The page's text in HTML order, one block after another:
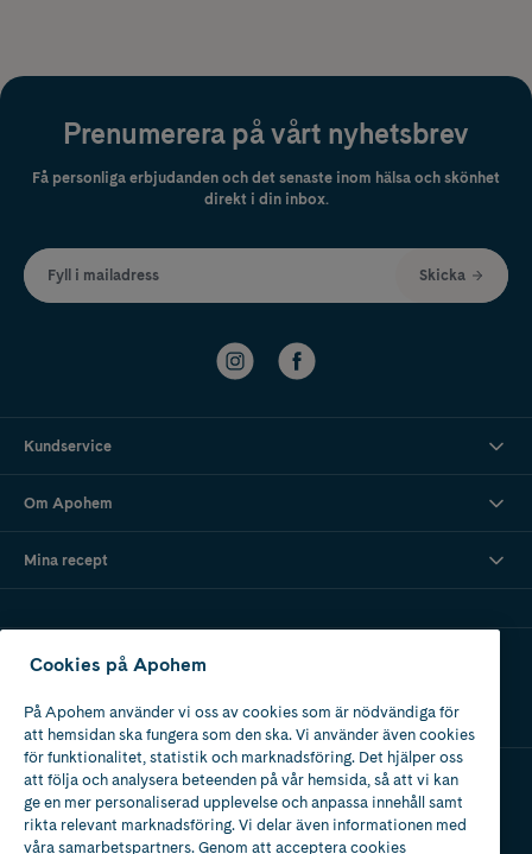
Prenumerera på vårt nyhetsbrev
Få personliga erbjudanden och det senaste inom hälsa och skönhet
direkt i din inbox.
Fyll i mailadress Skicka
Kundservice
Om Apohem
Mina recept
Ladda ner vår app
Apotek med tillstånd
av Läkemedelsverket
Cookies på Apohem
På Apohem använder vi oss av cookies som är nödvändiga för
att hemsidan ska fungera som den ska. Vi använder även cookies
för funktionalitet, statistik och marknadsföring. Det hjälper oss
att följa och analysera beteenden på vår hemsida, så att vi kan
ge en mer personaliserad upplevelse och anpassa innehåll samt
rikta relevant marknadsföring. Vi delar även informationen med
våra samarbetspartners. Genom att acceptera cookies